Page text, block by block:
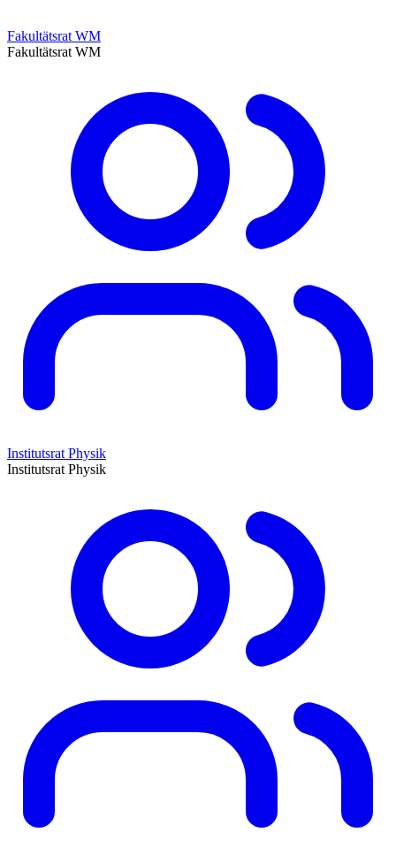
Fakultätsrat WM
Fakultätsrat WM
Institutsrat Physik
Institutsrat Physik